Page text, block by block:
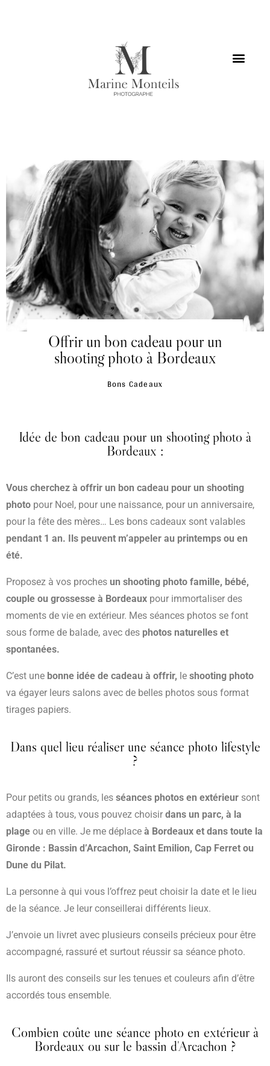
Offrir un bon cadeau pour un
shooting photo à Bordeaux
Bons Cadeaux
Idée de bon cadeau pour un shooting photo à
Bordeaux :
Vous cherchez à offrir un bon cadeau pour un shooting
photo pour Noel, pour une naissance, pour un anniversaire,
pour la fête des mères… Les bons cadeaux sont valables
pendant 1 an. Ils peuvent m’appeler au printemps ou en
été.
Proposez à vos proches un shooting photo famille, bébé,
couple ou grossesse à Bordeaux pour immortaliser des
moments de vie en extérieur. Mes séances photos se font
sous forme de balade, avec des photos naturelles et
spontanées.
C’est une bonne idée de cadeau à offrir, le shooting photo
va égayer leurs salons avec de belles photos sous format
tirages papiers.
Dans quel lieu réaliser une séance photo lifestyle
?
Pour petits ou grands, les séances photos en extérieur sont
adaptées à tous, vous pouvez choisir dans un parc, à la
plage ou en ville. Je me déplace à Bordeaux et dans toute la
Gironde : Bassin d’Arcachon, Saint Emilion, Cap Ferret ou
Dune du Pilat.
La personne à qui vous l’offrez peut choisir la date et le lieu
de la séance. Je leur conseillerai différents lieux.
J’envoie un livret avec plusieurs conseils précieux pour être
accompagné, rassuré et surtout réussir sa séance photo.
Ils auront des conseils sur les tenues et couleurs afin d’être
accordés tous ensemble.
Combien coûte une séance photo en extérieur à
Bordeaux ou sur le bassin d'Arcachon ?